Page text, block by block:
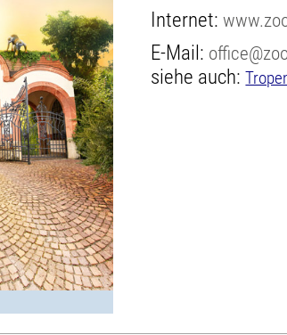
Internet:
E-Mail:
siehe auch: